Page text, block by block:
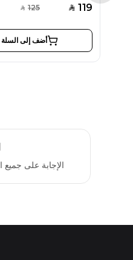
SAR 119
SAR 125
أضف إلى السلة
الإجابة على جميع